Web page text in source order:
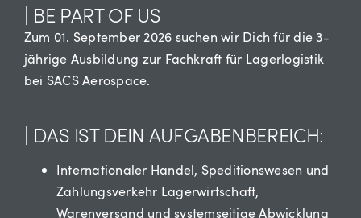
| BE PART OF US
Zum 01. September 2026 suchen wir Dich für die 3-
jährige Ausbildung zur Fachkraft für Lagerlogistik
bei SACS Aerospace.
| DAS IST DEIN AUFGABENBEREICH:
Internationaler Handel, Speditionswesen und
Zahlungsverkehr Lagerwirtschaft,
Warenversand und systemseitige Abwicklung